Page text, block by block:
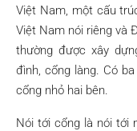
Việt Nam, một cấu
Việt Nam nói riêng và
thường được xây
đình, cổng làng. Có
cổng nhỏ hai bên.
Nói tới cổng là nói tới